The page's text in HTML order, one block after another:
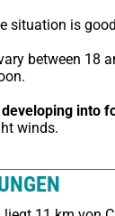
situation is
between 18
into
winds.